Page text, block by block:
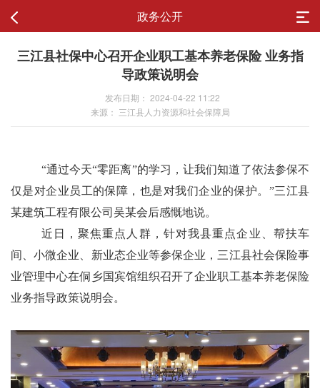
政务公开
三江县社保中心召开企业职工基本养老保险 业务指
导政策说明会
发布日期： 2024-04-22 11:22
来源： 三江县人力资源和社会保障局
“通过今天“零距离”的学习，让我们知道了依法参保不
仅是对企业员工的保障，也是对我们企业的保护。”三江县
某建筑工程有限公司吴某会后感慨地说。
近日，聚焦重点人群，针对我县重点企业、帮扶车
间、小微企业、新业态企业等参保企业，三江县社会保险事
业管理中心在侗乡国宾馆组织召开了企业职工基本养老保险
业务指导政策说明会。